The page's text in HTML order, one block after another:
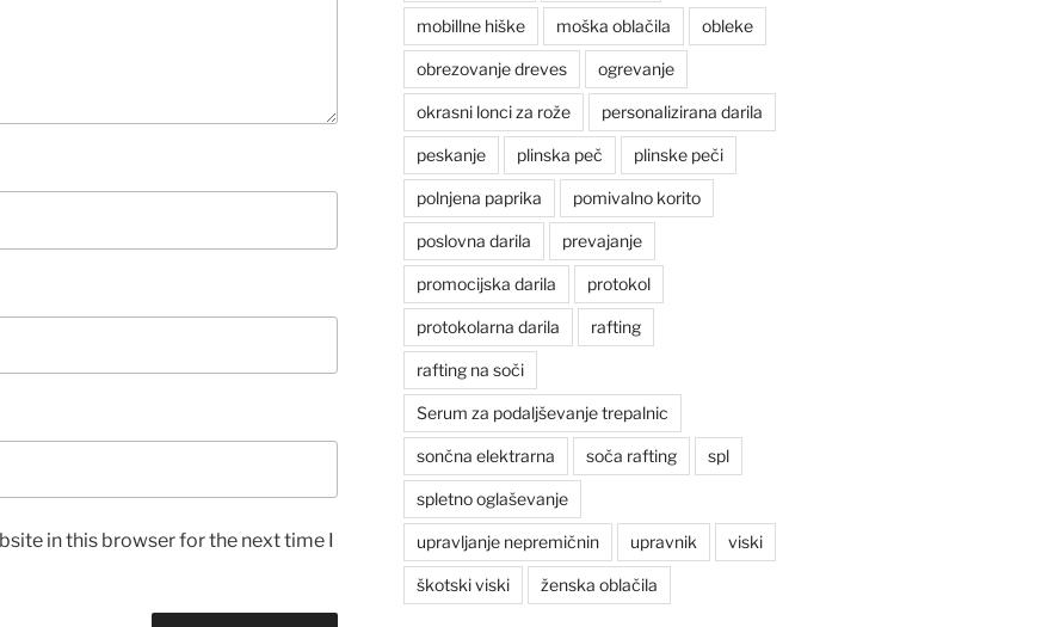
in this browser for the next time I
mobillne hiške moška oblačila obleke
obrezovanje dreves ogrevanje
okrasni lonci za rože personalizirana darila
peskanje plinska peč plinske peči
polnjena paprika pomivalno korito
poslovna darila prevajanje
promocijska darila protokol
protokolarna darila rafting
rafting na soči
Serum za podaljševanje trepalnic
sončna elektrarna soča rafting spl
spletno oglaševanje
upravljanje nepremičnin upravnik viski
škotski viski ženska oblačila